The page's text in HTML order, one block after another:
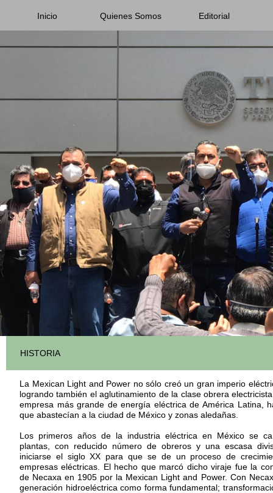
Inicio Quienes Somos Editorial
HISTORIA
La Mexican Light and Power no sólo creó un gran imperio
logrando también el aglutinamiento de la clase obrera
empresa más grande de energía eléctrica de América Latina,
que abastecían a la ciudad de México y zonas aledañas.
Los primeros años de la industria eléctrica en México se
plantas, con reducido número de obreros y una escasa
iniciarse el siglo XX para que se de un proceso de
empresas eléctricas. El hecho que marcó dicho viraje fue la
de Necaxa en 1905 por la Mexican Light and Power. Con
generación hidroeléctrica como forma fundamental;